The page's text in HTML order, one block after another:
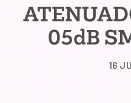
05dB
16